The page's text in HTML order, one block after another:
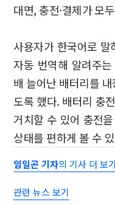
대면, 충전·결제가 모
사용자가 한국어로
자동 번역해 알려주
배 늘어난 배터리를
도록 했다. 배터리 충
거치할 수 있어 충전
상태를 편하게 볼 수
임일곤 기자의 기사 더 보기
관련 뉴스 보기